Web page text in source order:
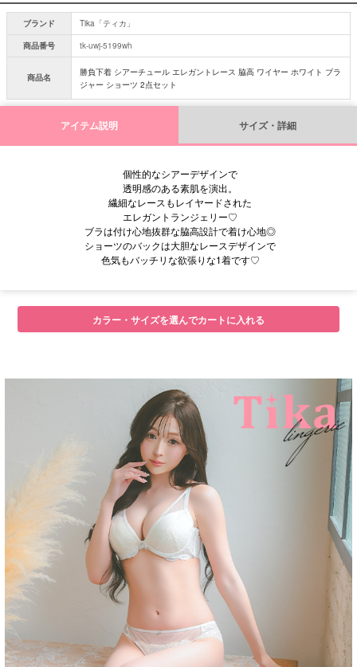
ブランド
Tika「ティカ」
商品番号
tk-uwj-5199wh
商品名
勝負下着 シアーチュール エレガントレース 脇高 ワイヤー ホワイト ブラ
ジャー ショーツ 2点セット
アイテム説明 サイズ・詳細
個性的なシアーデザインで
透明感のある素肌を演出。
繊細なレースもレイヤードされた
エレガントランジェリー♡
ブラは付け心地抜群な脇高設計で着け心地◎
ショーツのバックは大胆なレースデザインで
色気もバッチリな欲張りな1着です♡
カラー・サイズを選んでカートに入れる